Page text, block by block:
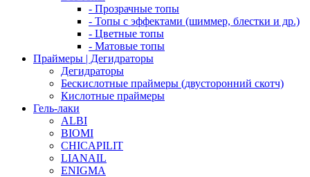
- Прозрачные топы
- Топы с эффектами (шиммер, блестки и др.)
- Цветные топы
- Матовые топы
Праймеры | Дегидраторы
Дегидраторы
Бескислотные праймеры (двусторонний скотч)
Кислотные праймеры
Гель-лаки
ALBI
BIOMI
CHICAPILIT
LIANAIL
ENIGMA